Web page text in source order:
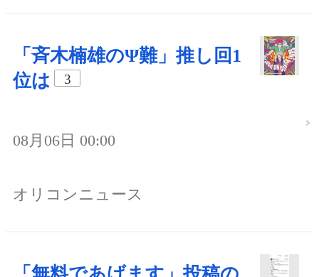
「斉木楠雄のΨ難」推し回1
位は
3
08月06日 00:00
オリコンニュース